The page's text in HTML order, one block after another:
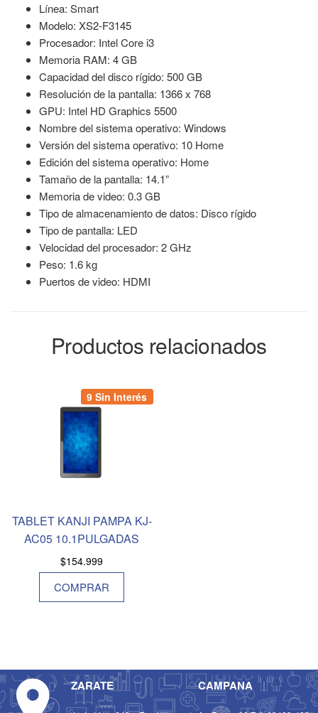
Línea: Smart
Modelo: XS2-F3145
Procesador: Intel Core i3
Memoria RAM: 4 GB
Capacidad del disco rígido: 500 GB
Resolución de la pantalla: 1366 x 768
GPU: Intel HD Graphics 5500
Nombre del sistema operativo: Windows
Versión del sistema operativo: 10 Home
Edición del sistema operativo: Home
Tamaño de la pantalla: 14.1”
Memoria de video: 0.3 GB
Tipo de almacenamiento de datos: Disco rígido
Tipo de pantalla: LED
Velocidad del procesador: 2 GHz
Peso: 1.6 kg
Puertos de video: HDMI
Productos relacionados
9 Sin Interés
TABLET KANJI PAMPA KJ-
AC05 10.1PULGADAS
$154.999
COMPRAR
ZARATE CAMPANA